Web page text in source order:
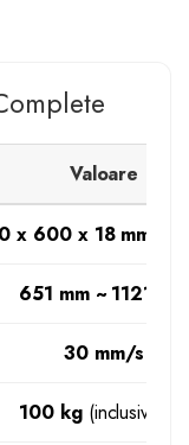
Valoare
x 600 x 18 mm
651 mm ~ 1121 mm
30 mm/s
100 kg(inclusiv blat)